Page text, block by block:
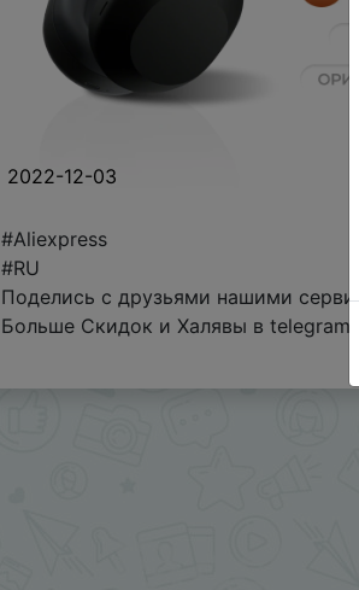
2022-12-03
#Aliexpress
#RU
Поделись с друзьями нашими
Больше Скидок и Халявы в telegram